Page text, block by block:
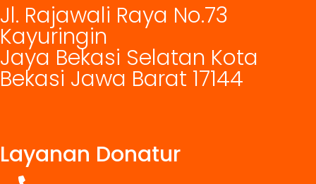
Jl. Rajawali Raya No.73
Kayuringin
Jaya Bekasi Selatan Kota
Bekasi Jawa Barat 17144
Layanan Donatur